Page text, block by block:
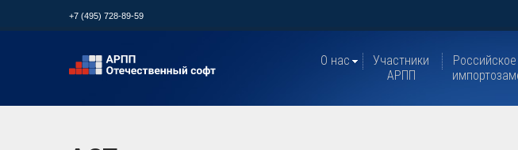
+7 (495) 728-89-59
О нас
Участники
АРПП